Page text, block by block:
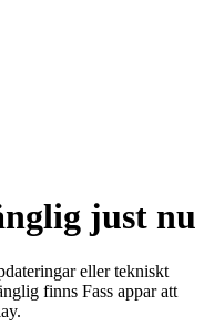
just nu
eller tekniskt
finns Fass appar att